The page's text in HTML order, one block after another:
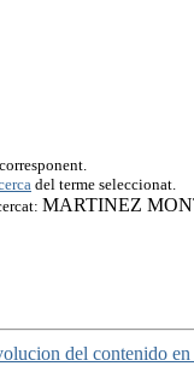
del terme seleccionat.
MARTINEZ
del contenido en